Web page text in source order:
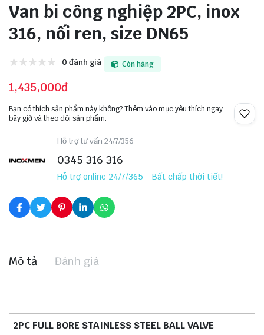
Van bi công nghiệp 2PC, inox
316, nối ren, size DN65
0 đánh giá Còn hàng
1,435,000đ
Bạn có thích sản phẩm này không? Thêm vào mục yêu thích ngay
bây giờ và theo dõi sản phẩm.
Hỗ trợ tư vấn 24/7/356
0345 316 316
Hỗ trợ online 24/7/365 - Bất chấp thời tiết!
Mô tả Đánh giá
2PC FULL BORE STAINLESS STEEL BALL VALVE